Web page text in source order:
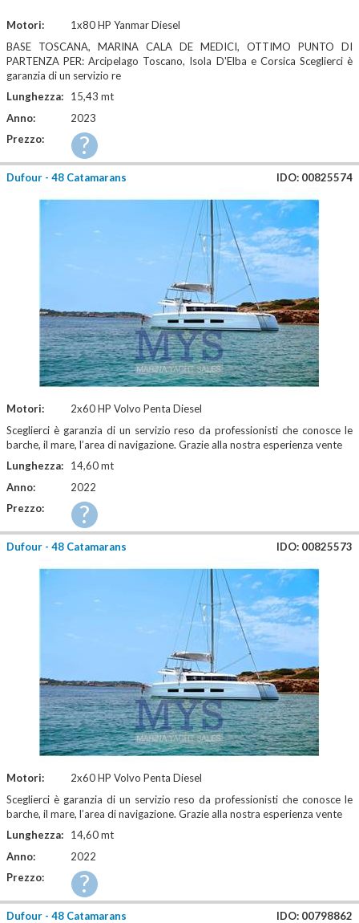
Motori:
1x80 HP Yanmar Diesel
BASE TOSCANA, MARINA CALA DE MEDICI, OTTIMO PUNTO DI
PARTENZA PER: Arcipelago Toscano, Isola D'Elba e Corsica Sceglierci è
garanzia di un servizio re
Lunghezza:
15,43 mt
Anno:
2023
Prezzo:
?
Dufour - 48 Catamarans IDO: 00825574
Motori:
2x60 HP Volvo Penta Diesel
Sceglierci è garanzia di un servizio reso da professionisti che conosce le
barche, il mare, l’area di navigazione. Grazie alla nostra esperienza vente
Lunghezza:
14,60 mt
Anno:
2022
Prezzo:
?
Dufour - 48 Catamarans IDO: 00825573
Motori:
2x60 HP Volvo Penta Diesel
Sceglierci è garanzia di un servizio reso da professionisti che conosce le
barche, il mare, l’area di navigazione. Grazie alla nostra esperienza vente
Lunghezza:
14,60 mt
Anno:
2022
Prezzo:
?
Dufour - 48 Catamarans IDO: 00798862